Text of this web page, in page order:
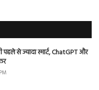
पहले से ज्यादा स्मार्ट, ChatGPT और